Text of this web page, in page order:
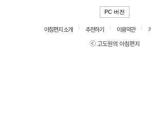
PC 버전
아침편지 소개 추천하기 이용약관
ⓒ 고도원의 아침편지